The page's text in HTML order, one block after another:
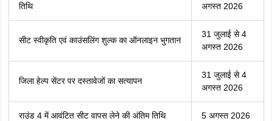
तिथि
अगस्त 2026
सीट स्वीकृति एवं काउंसलिंग शुल्क का ऑनलाइन भुगतान
31 जुलाई से 4
अगस्त 2026
जिला हेल्प सेंटर पर दस्तावेजों का सत्यापन
31 जुलाई से 4
अगस्त 2026
राउंड 4 में आवंटित सीट वापस लेने की अंतिम तिथि 5 अगस्त 2026